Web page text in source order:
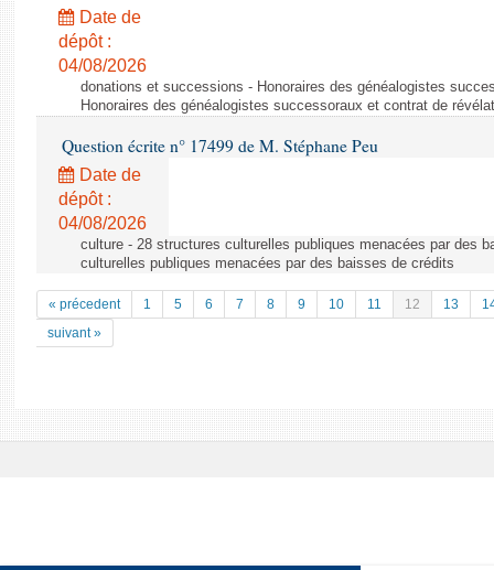
Date de
dépôt :
04/08/2026
donations et successions - Honoraires des généalogistes
Honoraires des généalogistes successoraux et contrat de
Question écrite n° 17499 de M. Stéphane Peu
Date de
dépôt :
04/08/2026
culture - 28 structures culturelles publiques menacées par des
culturelles publiques menacées par des baisses de crédits
« précedent 1 5 6 7 8 9 10 11 12 13
suivant »